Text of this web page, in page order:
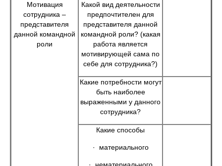
Мотивация
сотрудника –
представителя
данной командной
роли
Какой вид деятельности
предпочтителен для
представителя данной
командной роли? (какая
работа является
мотивирующей сама по
себе для сотрудника?)
Какие потребности могут
быть наиболее
выраженными у данного
сотрудника?
Какие способы
· материального